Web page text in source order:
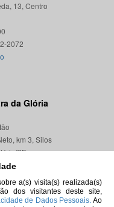
a(s) visita(s) realizada(s)
dos visitantes deste site,
de Dados Pessoais. Ao
13, Centro
da Glória
km 3, Silos
SE